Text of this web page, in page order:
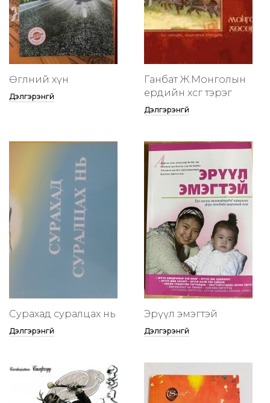
Өглөөний хүн
Дэлгэрэнгүй
Ганбат Ж.Монголын
ердийн хөсөг тэрэг
Дэлгэрэнгүй
Сурахад суралцах нь
Дэлгэрэнгүй
Эрүүл эмэгтэй
Дэлгэрэнгүй